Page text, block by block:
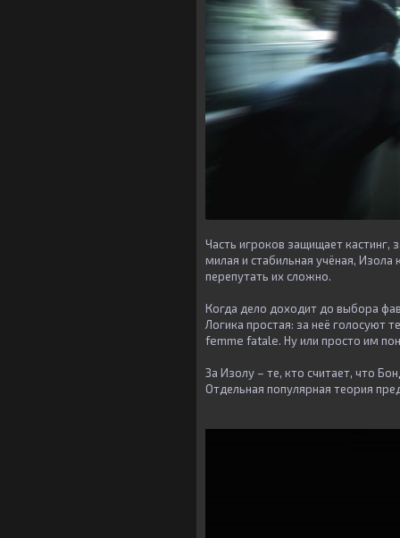
Часть игроков защищает кастинг,
милая и стабильная учёная, Изола
перепутать их сложно.
Когда дело доходит до выбора
Логика простая: за неё голосуют
femme fatale. Ну или просто им
За Изолу – те, кто считает, что
Отдельная популярная теория